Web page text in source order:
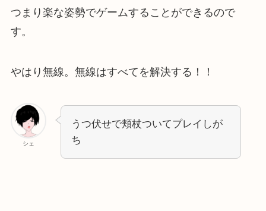
つまり楽な姿勢でゲームすることができるので
す。
やはり無線。無線はすべてを解決する！！
シェ
うつ伏せで頬杖ついてプレイしが
ち